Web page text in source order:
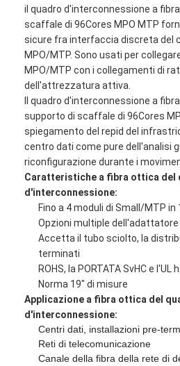
Casa
Prodotti
il quadro d'interconnessione a
scaffale di 96Cores MPO MTP
sicure fra interfaccia discreta del
MPO/MTP. Sono usati per
MPO/MTP con i collegamenti di
dell'attrezzatura attiva.
Il quadro d'interconnessione a
supporto di scaffale di 96Cores
spiegamento del repid del
centro dati come pure dell'analisi
riconfigurazione durante i
Caratteristiche a fibra ottica del
d'interconnessione:
Fino a 4 moduli di Small/MTP in
Opzioni multiple dell'adattatore
Accetta il tubo sciolto, la
terminati
ROHS, la PORTATA SvHC e
Norma 19" di misure
Applicazione a fibra ottica del
d'interconnessione:
Centri dati, installazioni pre-
Reti di telecomunicazione
Canale della fibra della rete di